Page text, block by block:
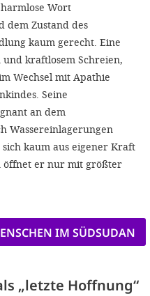
Wort
dem Zustand des
kaum gerecht. Eine
und kraftlosem Schreien,
Wechsel mit Apathie
Seine
an dem
Wassereinlagerungen
kaum aus eigener Kraft
öffnet er nur mit größter
IM SÜDSUDAN
„letzte Hoffnung“